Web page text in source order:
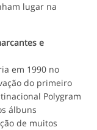
lugar na
e
em 1990 no
do primeiro
Polygram
álbuns
de muitos